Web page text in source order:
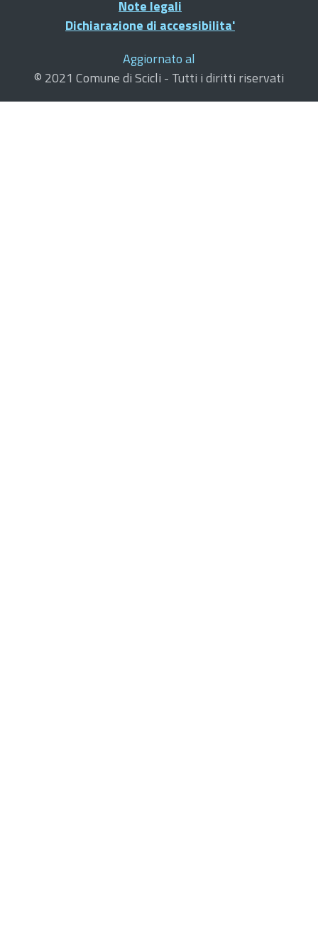
Note legali
Dichiarazione di accessibilita'
Aggiornato al
© 2021 Comune di Scicli - Tutti i diritti riservati